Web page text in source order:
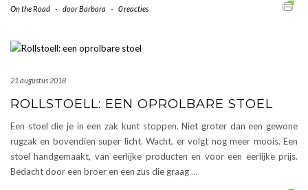
On the Road - doorBarbara - 0 reacties
21 augustus 2018
ROLLSTOELL: EEN OPROLBARE STOEL
Een stoel die je in een zak kunt stoppen. Niet groter dan een gewone
rugzak en bovendien super licht. Wacht, er volgt nog meer moois. Een
stoel handgemaakt, van eerlijke producten en voor een eerlijke prijs.
Bedacht door een broer en een zus die graag …